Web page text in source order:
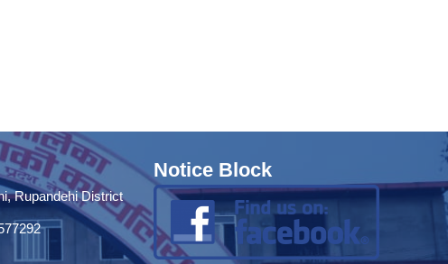
Rupandehi District
Notice Block